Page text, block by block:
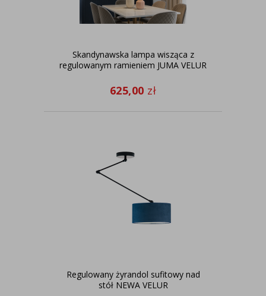
Skandynawska lampa wisząca z
regulowanym ramieniem JUMA VELUR
625,00 zł
Regulowany żyrandol sufitowy nad
stół NEWA VELUR